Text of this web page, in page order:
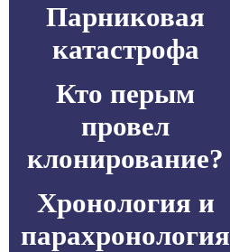
Парниковая
катастрофа
Кто перым
провел
клонирование?
Хронология и
парахронология